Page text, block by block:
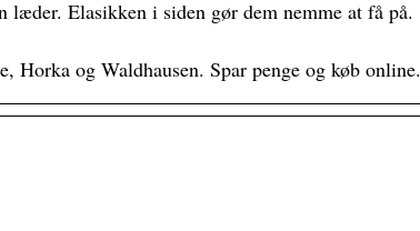
Elasikken i siden gør dem nemme at få på.
og Waldhausen. Spar penge og køb online.